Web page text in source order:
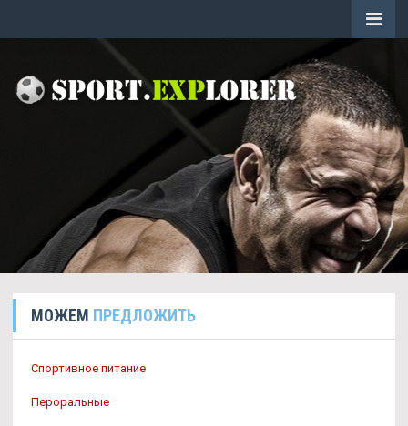
МОЖЕМ ПРЕДЛОЖИТЬ
Спортивное питание
Пероральные